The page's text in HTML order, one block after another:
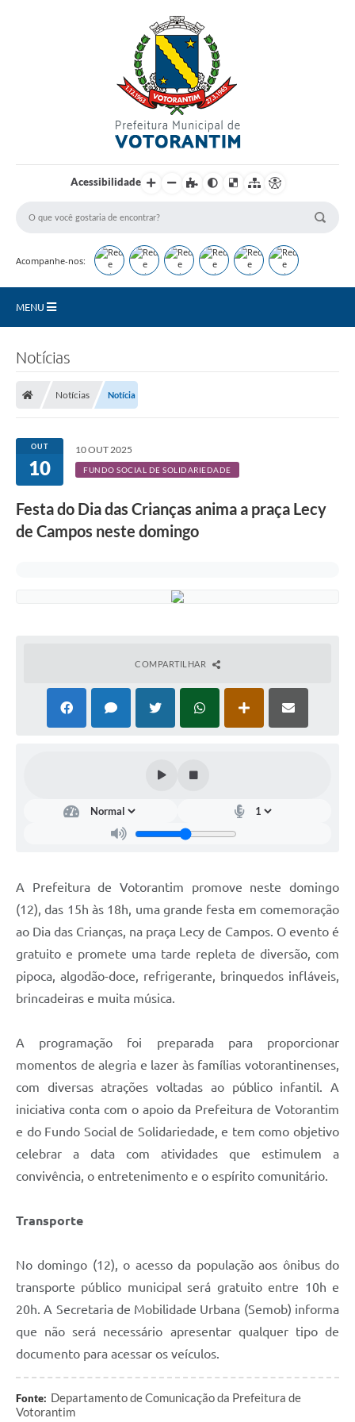
Acessibilidade
Acompanhe-nos:
MENU
Carta de Serviços
Vagas PAT
Transparência
Selo Verde
COVID - 19
Jornal (Edições anteriores)
Uso de Internet e Recursos de Informática
Guarda Civil Municipal (GCM)
Arborização urbana
Manual para arquivo de remessa – NFSe
Legislação
IPTU Selo Verde
Notícias
Contato
Notícias
Notícias Notícia
OUT
10
10 OUT 2025
FUNDO SOCIAL DE SOLIDARIEDADE
Festa do Dia das Crianças anima a praça Lecy
de Campos neste domingo
COMPARTILHAR
A Prefeitura de Votorantim promove neste domingo
(12), das 15h às 18h, uma grande festa em comemoração
ao Dia das Crianças, na praça Lecy de Campos. O evento é
gratuito e promete uma tarde repleta de diversão, com
pipoca, algodão-doce, refrigerante, brinquedos infláveis,
brincadeiras e muita música.
A programação foi preparada para proporcionar
momentos de alegria e lazer às famílias votorantinenses,
com diversas atrações voltadas ao público infantil. A
iniciativa conta com o apoio da Prefeitura de Votorantim
e do Fundo Social de Solidariedade, e tem como objetivo
celebrar a data com atividades que estimulem a
convivência, o entretenimento e o espírito comunitário.
Transporte
No domingo (12), o acesso da população aos ônibus do
transporte público municipal será gratuito entre 10h e
20h. A Secretaria de Mobilidade Urbana (Semob) informa
que não será necessário apresentar qualquer tipo de
documento para acessar os veículos.
Fonte: Departamento de Comunicação da Prefeitura de
Votorantim